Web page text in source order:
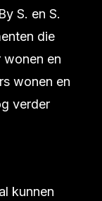
S. en S.
die
wonen en
wonen en
verder
kunnen